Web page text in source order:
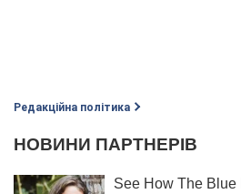
Редакційна політика